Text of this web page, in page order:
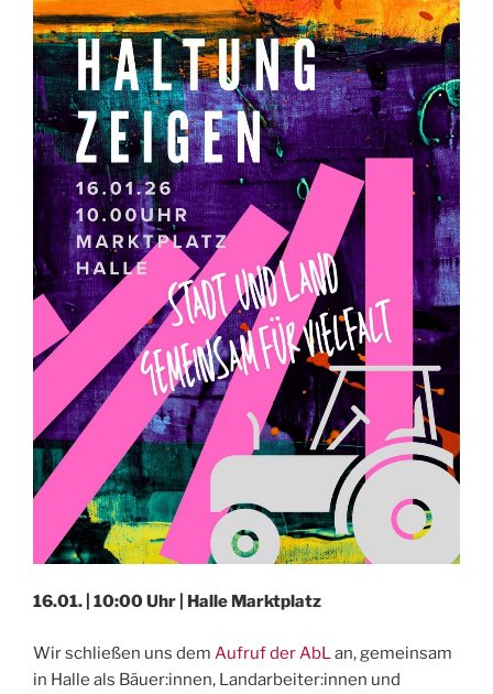
Systemwandel!
(Update
13.1.)“
16.01. | 10:00 Uhr | Halle Marktplatz
Wir schließen uns dem Aufruf der AbL an, gemeinsam
in Halle als Bäuer:innen, Landarbeiter:innen und